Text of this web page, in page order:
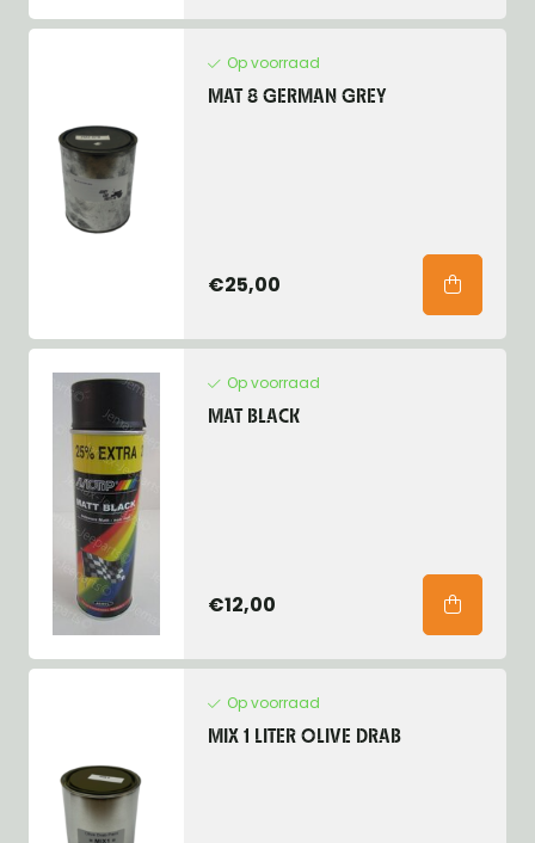
Op voorraad
MAT 8 GERMAN GREY
€25,00
Op voorraad
MAT BLACK
€12,00
Op voorraad
MIX 1 LITER OLIVE DRAB